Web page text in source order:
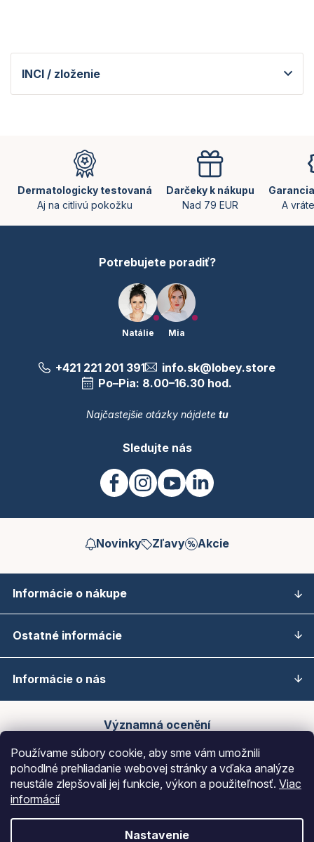
Používame súbory cookie, aby sme vám umožnili
pohodlné prehliadanie webovej stránky a vďaka analýze
neustále zlepšovali jej funkcie, výkon a použiteľnosť. Viac
informácií
Nastavenie
INCI / zloženie
Dermatologicky testovaná
Aj na citlivú pokožku
Darčeky k nákupu
Nad 79 EUR
A
Potrebujete poradiť?
Natálie Mia
+421 221 201 391
info.sk@lobey.store
Po–Pia: 8.00–16.30 hod.
Najčastejšie otázky nájdete tu
Sledujte nás
Novinky Zľavy Akcie
Informácie o nákupe
Ostatné informácie
Informácie o nás
Významná ocenění